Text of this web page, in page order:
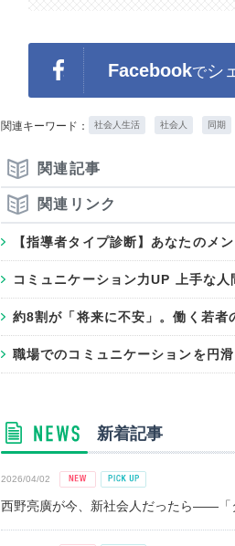
Facebookでシ
関連キーワード： 社会人生活 社会人 同期
関連記事
関連リンク
【指導者タイプ診断】あなたのメ
コミュニケーション力UP 上手な人
約8割が「将来に不安」。働く若者
職場でのコミュニケーションを円
新着記事
2026/04/02
西野亮廣が今、新社会人だったら――「